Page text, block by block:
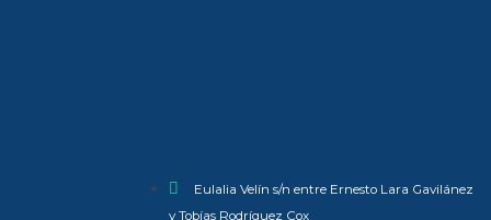
Eulalia Velín s/n entre Ernesto Lara Gavilánez
y Tobías Rodríguez Cox